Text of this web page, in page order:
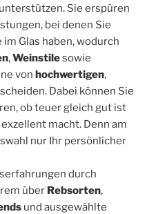
Sie erspüren
bei denen Sie
Glas haben, wodurch
,Weinstilesowie
von hochwertigen,
Dabei können Sie
ob teuer gleich gut ist
macht. Denn am
nur Ihr persönlicher
durch
über Rebsorten,
und ausgewählte